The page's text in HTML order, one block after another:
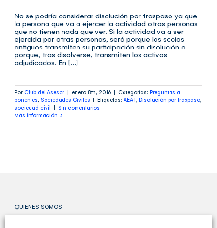
No se podría considerar disolución por traspaso ya que
la persona que va a ejercer la actividad otras personas
que no tienen nada que ver. Si la actividad va a ser
ejercida por otras personas, será porque los socios
antiguos transmiten su participación sin disolución o
porque, tras disolverse, transmiten los activos
adjudicados. En [...]
Por Club del Asesor | enero 8th, 2016 | Categorías: Preguntas a
ponentes, Sociedades Civiles | Etiquetas: AEAT, Disolución por traspaso,
sociedad civil | Sin comentarios
Más información
QUIENES SOMOS